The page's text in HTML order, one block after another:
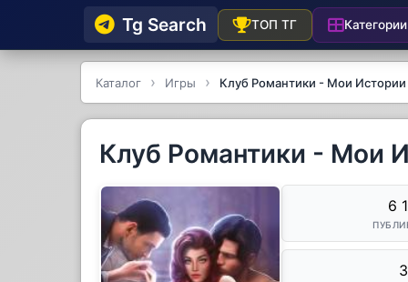
Tg Searсh ТОП ТГ Категории
Каталог Игры Клуб Романтики - Мои Истории
Клуб Романтики - Мои
6